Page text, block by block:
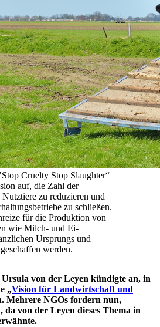
Cruelty Stop Slaughter“
auf, die Zahl der
zu reduzieren und
zu schließen.
für die Produktion von
wie Milch- und Ei-
Ursprungs und
werden.
von der Leyen kündigte an, in
„Vision für Landwirtschaft und
Mehrere NGOs fordern nun,
da von der Leyen dieses Thema in